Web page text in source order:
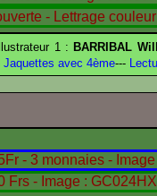
1 : BARRIBAL
Jaquettes avec 4ème---